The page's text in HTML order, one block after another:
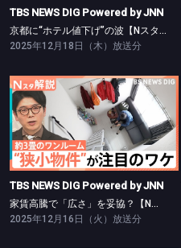
TBS NEWS DIG Powered by JNN
京都に“ホテル値下げ”の波【Nスタ】
2025年12月18日（木）放送分
TBS NEWS DIG Powered by JNN
家賃高騰で「広さ」を妥協？【Nスタ】
TBS NEWS DIG Powered by JNN
家賃高騰で「広さ」を妥協？【Nスタ】
2025年12月16日（火）放送分